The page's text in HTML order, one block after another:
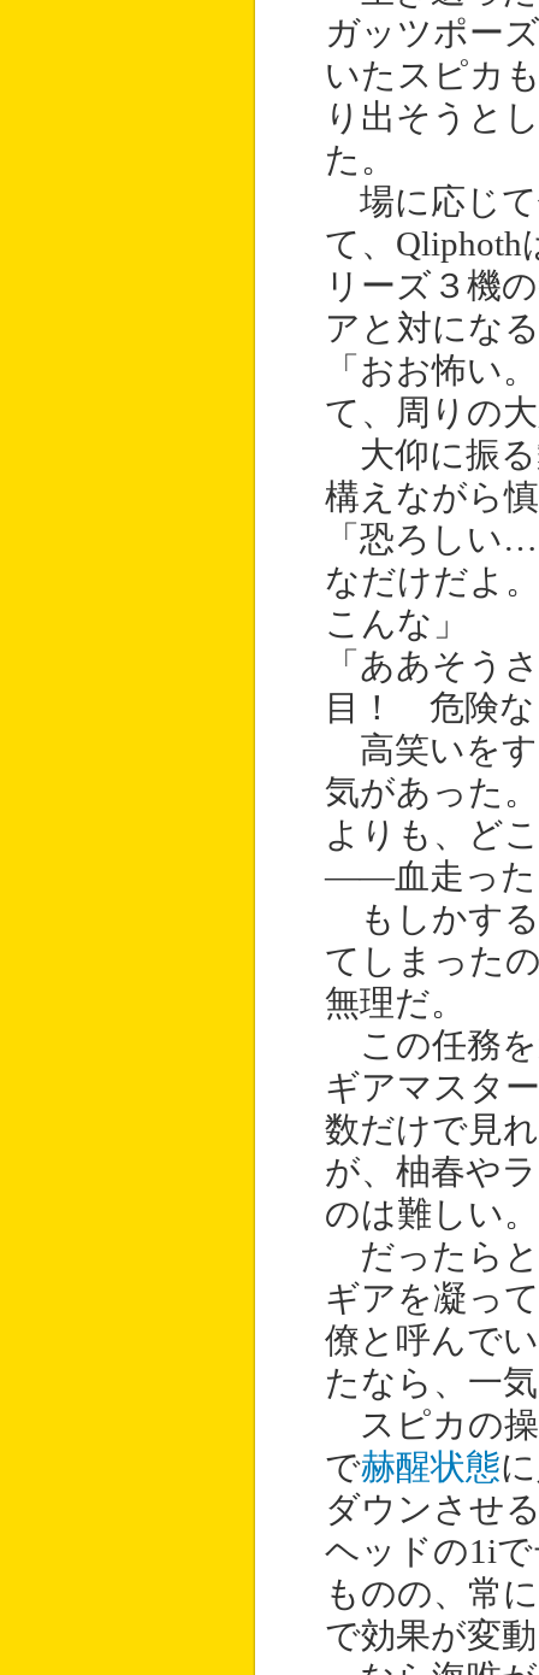
ガッツポー
いたスピカ
り出そうと
た。
場に応じて
て、
リーズ３機
アと対にな
「おお怖い
て、周りの
大仰に振る
構えながら
「恐ろし
なだけだよ
こんな」
「ああそう
目！ 危険な
高笑いをす
気があった
よりも、ど
――血走った
もしかする
てしまった
無理だ。
この任務を
ギアマスタ
数だけで見
が、柚春や
のは難しい。
だったらと
ギアを凝っ
僚と呼んで
たなら、一
スピカの操
で赫醒状態
ダウンさせ
ヘッドの1i
ものの、常
で効果が変